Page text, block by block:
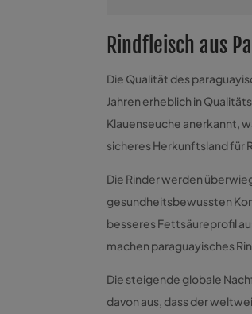
Rindfleisch aus
Die Qualität des
Jahren erheblich in
Klauenseuche anerkannt,
sicheres Herkunftsland
Die Rinder werden
gesundheitsbewussten
besseres Fettsäureprofil
machen paraguayisches
Die steigende globale
davon aus, dass der